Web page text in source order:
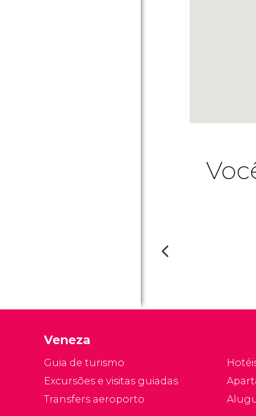
Veneza
Guia de turismo
Excursões e visitas guiadas
Transfers aeroporto